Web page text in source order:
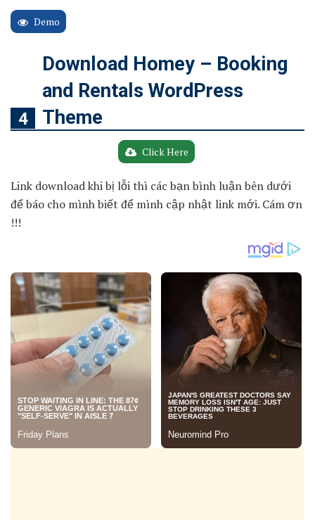
Demo
Download Homey – Booking
and Rentals WordPress
Theme
Click Here
Link download khi bị lỗi thì các bạn bình luận bên dưới
để báo cho mình biết để mình cập nhật link mới. Cám ơn
!!!